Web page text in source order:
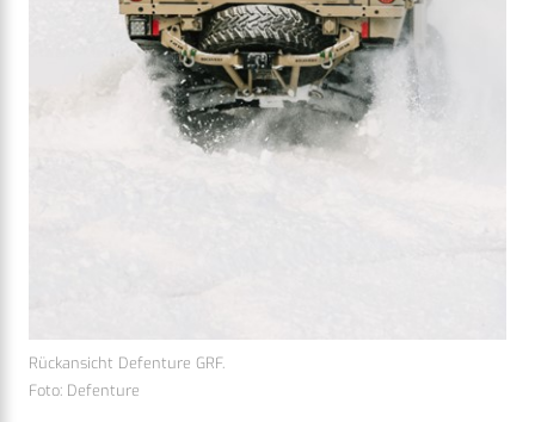
Rückansicht Defenture GRF.
Foto: Defenture